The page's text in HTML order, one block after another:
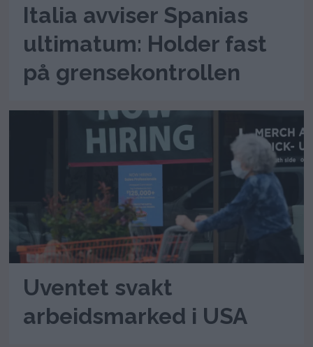
Italia avviser Spanias
ultimatum: Holder fast
på grensekontrollen
Uventet svakt
arbeidsmarked i USA